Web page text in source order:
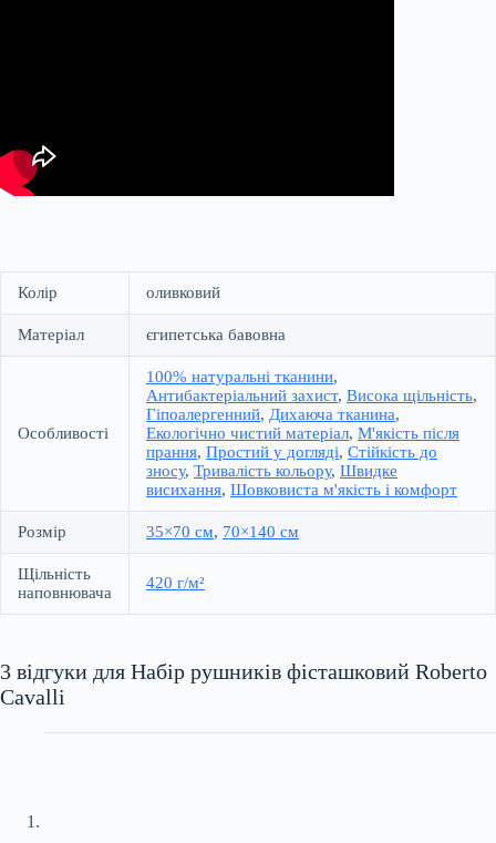
Колір оливковий
Матеріал єгипетська бавовна
Особливості
100% натуральні тканини,
Антибактеріальний захист, Висока щільність,
Гіпоалергенний, Дихаюча тканина,
Екологічно чистий матеріал, М'якість після
прання, Простий у догляді, Стійкість до
зносу, Тривалість кольору, Швидке
висихання, Шовковиста м'якість і комфорт
Розмір 35×70 см, 70×140 см
Щільність
наповнювача
420 г/м²
3 відгуки для Набір рушників фісташковий Roberto
Cavalli